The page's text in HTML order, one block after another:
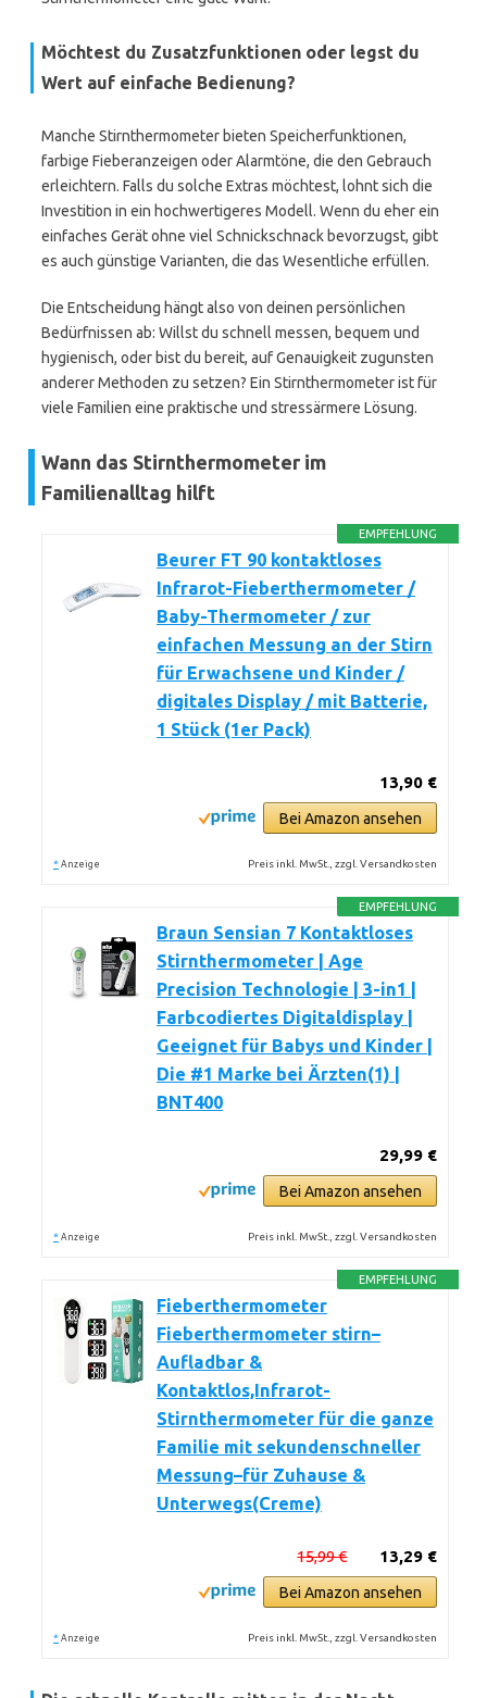
Möchtest du Zusatzfunktionen oder legst du
Wert auf einfache Bedienung?
Manche Stirnthermometer bieten Speicherfunktionen,
farbige Fieberanzeigen oder Alarmtöne, die den Gebrauch
erleichtern. Falls du solche Extras möchtest, lohnt sich die
Investition in ein hochwertigeres Modell. Wenn du eher ein
einfaches Gerät ohne viel Schnickschnack bevorzugst, gibt
es auch günstige Varianten, die das Wesentliche erfüllen.
Die Entscheidung hängt also von deinen persönlichen
Bedürfnissen ab: Willst du schnell messen, bequem und
hygienisch, oder bist du bereit, auf Genauigkeit zugunsten
anderer Methoden zu setzen? Ein Stirnthermometer ist für
viele Familien eine praktische und stressärmere Lösung.
Wann das Stirnthermometer im
Familienalltag hilft
EMPFEHLUNG
Beurer FT 90 kontaktloses
Infrarot-Fieberthermometer /
Baby-Thermometer / zur
einfachen Messung an der Stirn
für Erwachsene und Kinder /
digitales Display / mit Batterie,
1 Stück (1er Pack)
13,90 €
Bei Amazon ansehen
* Anzeige Preis inkl. MwSt., zzgl. Versandkosten
EMPFEHLUNG
Braun Sensian 7 Kontaktloses
Stirnthermometer | Age
Precision Technologie | 3-in1 |
Farbcodiertes Digitaldisplay |
Geeignet für Babys und Kinder |
Die #1 Marke bei Ärzten(1) |
BNT400
29,99 €
Bei Amazon ansehen
* Anzeige Preis inkl. MwSt., zzgl. Versandkosten
EMPFEHLUNG
Fieberthermometer
Fieberthermometer stirn–
Aufladbar &
Kontaktlos,Infrarot-
Stirnthermometer für die ganze
Familie mit sekundenschneller
Messung–für Zuhause &
Unterwegs(Creme)
13,29 €
15,99 €
Bei Amazon ansehen
* Anzeige Preis inkl. MwSt., zzgl. Versandkosten